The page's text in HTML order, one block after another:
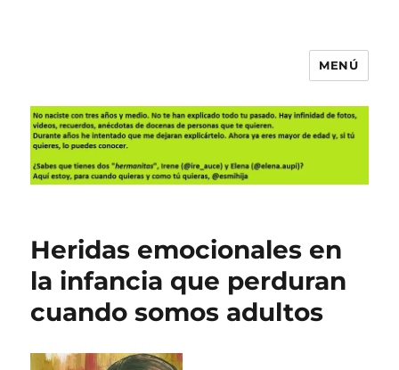
MENÚ
Heridas emocionales en
la infancia que perduran
cuando somos adultos